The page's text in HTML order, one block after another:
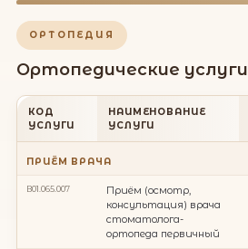
ОРТОПЕДИЯ
Ортопедические услуги
КОД
УСЛУГИ
НАИМЕНОВАНИЕ
УСЛУГИ
ПРИЁМ ВРАЧА
В01.065.007
Приём (осмотр,
консультация) врача
стоматолога-
ортопеда первичный